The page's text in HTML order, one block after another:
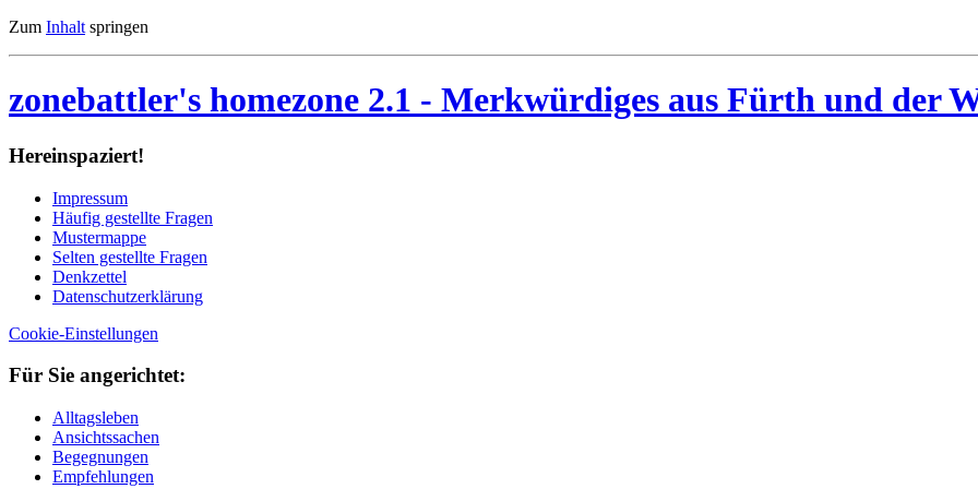
Zum Inhalt springen
zonebattler's homezone 2.1 - Merkwürdiges aus Fürth und der
Her­ein­spa­ziert!
Im­pres­sum
Häu­fig ge­stell­te Fra­gen
Mu­ster­map­pe
Sel­ten ge­stell­te Fra­gen
Denk­zet­tel
Da­ten­schutz­er­klä­rung
Cookie-Einstellungen
Für Sie an­ge­rich­tet:
Alltagsleben
Ansichtssachen
Begegnungen
Empfehlungen